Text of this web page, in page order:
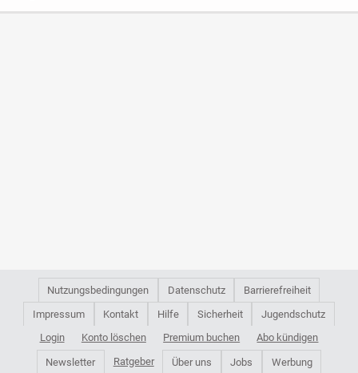
Nutzungsbedingungen Datenschutz
Barrierefreiheit
Impressum
Kontakt Hilfe Sicherheit
Jugendschutz
Login
Konto löschen Premium buchen Abo kündigen
Newsletter Ratgeber Über uns Jobs Werbung